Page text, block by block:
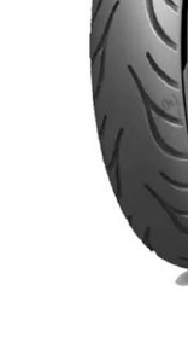
Kontakt